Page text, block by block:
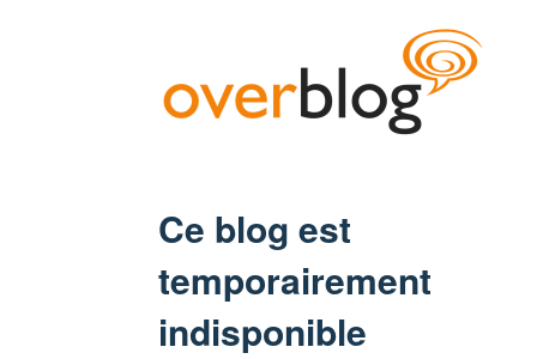
Ce blog est
temporairement
indisponible